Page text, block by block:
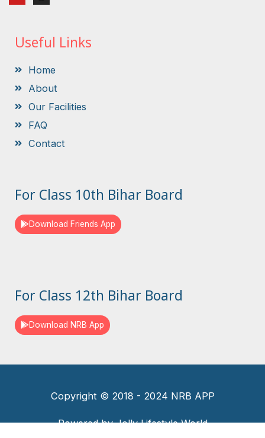
r
a
Useful Links
Home
About
Our Facilities
FAQ
Contact
For Class 10th Bihar Board
Download Friends App
For Class 12th Bihar Board
Download NRB App
Copyright © 2018 - 2024 NRB APP
Powered by Jolly Lifestyle World